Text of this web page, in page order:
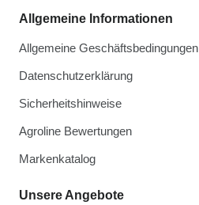
Allgemeine Informationen
Allgemeine Geschäftsbedingungen
Datenschutzerklärung
Sicherheitshinweise
Agroline Bewertungen
Markenkatalog
Unsere Angebote